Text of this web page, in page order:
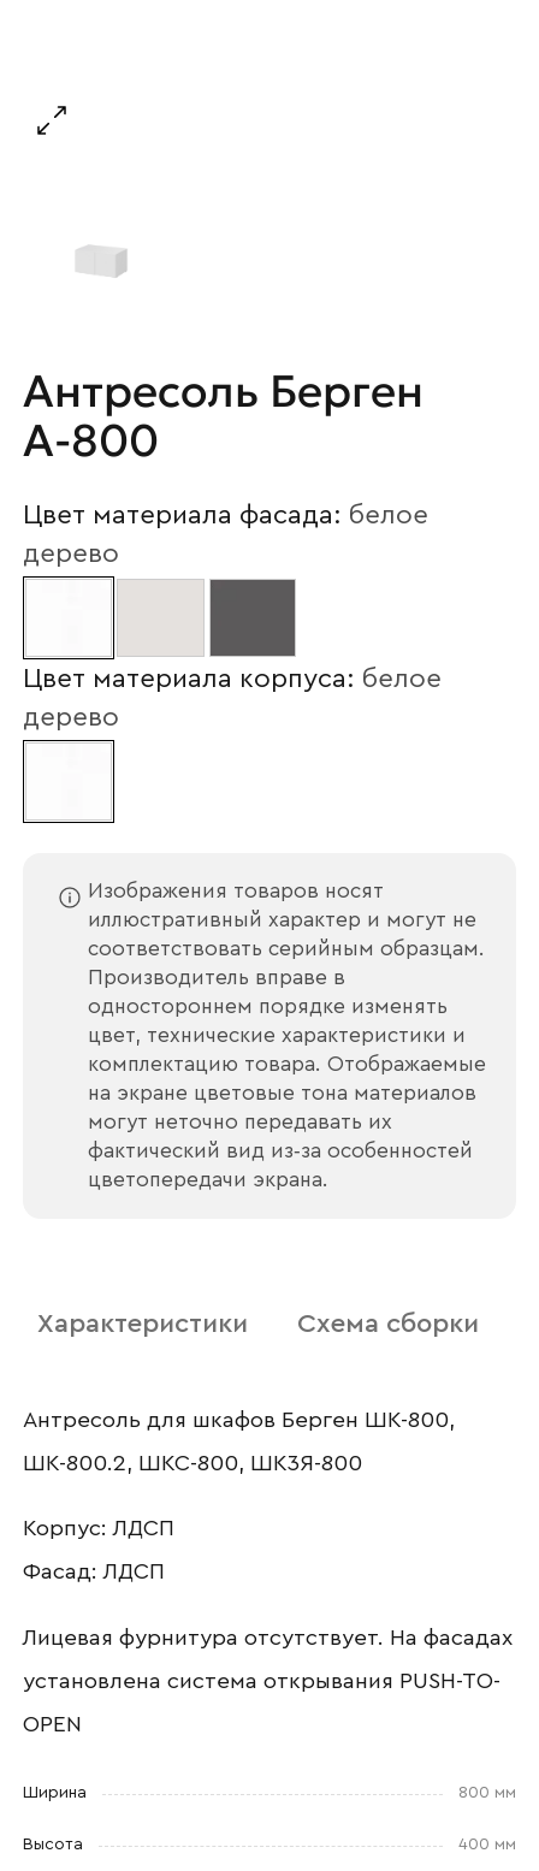
Антресоль Берген
А-800
Цвет материала фасада: белое
дерево
Цвет материала корпуса: белое
дерево
Изображения товаров носят
иллюстративный характер и могут не
соответствовать серийным образцам.
Производитель вправе в
одностороннем порядке изменять
цвет, технические характеристики и
комплектацию товара. Отображаемые
на экране цветовые тона материалов
могут неточно передавать их
фактический вид из‑за особенностей
цветопередачи экрана.
Характеристики Схема сборки
Антресоль для шкафов Берген ШК-800,
ШК-800.2, ШКС-800, ШК3Я-800
Корпус: ЛДСП
Фасад: ЛДСП
Лицевая фурнитура отсутствует. На фасадах
установлена система открывания PUSH-TO-
OPEN
Ширина 800 мм
Высота 400 мм
Ваш email
Номер телефона